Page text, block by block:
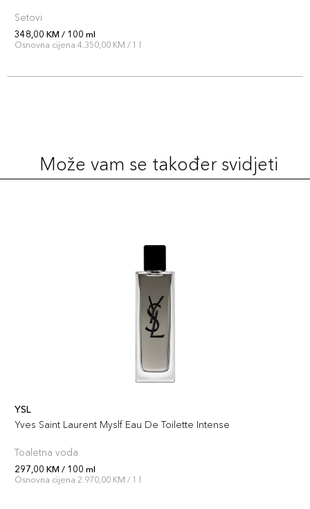
Setovi
348,00 KM / 100 ml
Osnovna cijena 4.350,00 KM / 1 l
Može vam se također svidjeti
YSL
Yves Saint Laurent Myslf Eau De Toilette Intense
Toaletna voda
297,00 KM / 100 ml
Osnovna cijena 2.970,00 KM / 1 l